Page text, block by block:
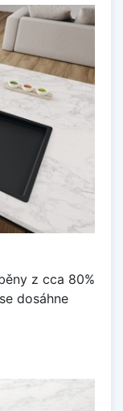
z cca 80%
dosáhne